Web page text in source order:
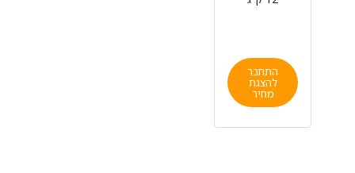
התחבר
להצגת
מחיר